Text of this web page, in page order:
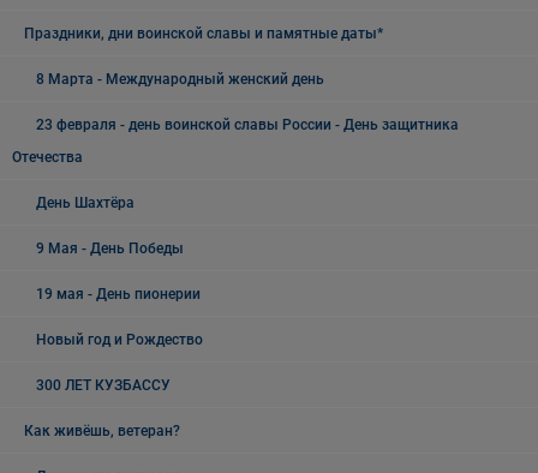
Праздники, дни воинской славы и памятные даты*
8 Марта - Международный женский день
23 февраля - день воинской славы России - День защитника
Отечества
День Шахтёра
9 Мая - День Победы
19 мая - День пионерии
Новый год и Рождество
300 ЛЕТ КУЗБАССУ
Как живёшь, ветеран?